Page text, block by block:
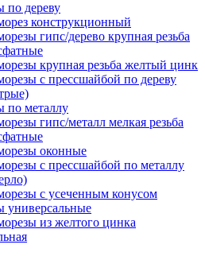
по дереву
конструкционный
гипс/дерево крупная резьба
крупная резьба желтый цинк
с прессшайбой по дереву
по металлу
гипс/металл мелкая резьба
оконные
с прессшайбой по металлу
с усеченным конусом
универсальные
из желтого цинка